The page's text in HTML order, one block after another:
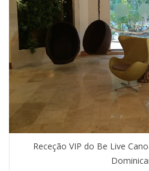
Receção VIP do Be Live